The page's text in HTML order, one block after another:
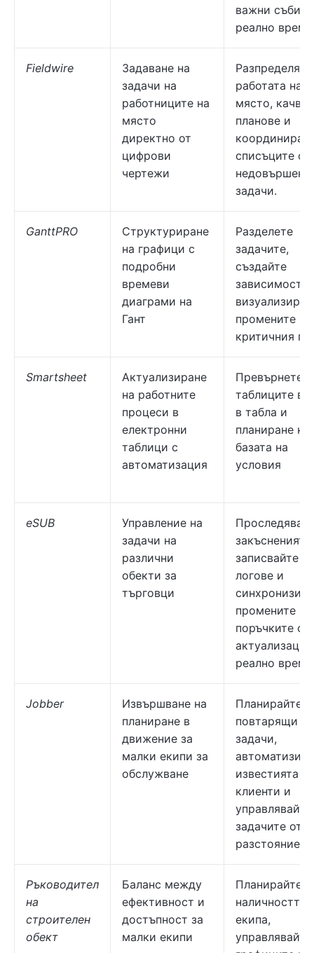
важни
реално
Fieldwire
Задаване на
задачи на
работниците на
място
директно от
цифрови
чертежи
работата на
място,
планове и
списъците с
недовършени
задачи.
GanttPRO
Структуриране
на графици с
подробни
времеви
диаграми на
Гант
Разделете
задачите,
създайте
зависимости
промените в
критичния
Smartsheet
Актуализиране
на работните
процеси в
електронни
таблици с
автоматизация
Превърнете
таблиците в
в табла и
планиране на
базата на
условия
eSUB
Управление на
задачи на
различни
обекти за
търговци
закъсненията,
записвайте
логове и
промените в
поръчките с
реално
Jobber
Извършване на
планиране в
движение за
малки екипи за
обслужване
Планирайте
повтарящи се
задачи,
известията за
клиенти и
управлявайте
задачите от
разстояние.
Ръководител
на
строителен
обект
Баланс между
ефективност и
достъпност за
малки екипи
Планирайте
наличността
екипа,
управлявайте